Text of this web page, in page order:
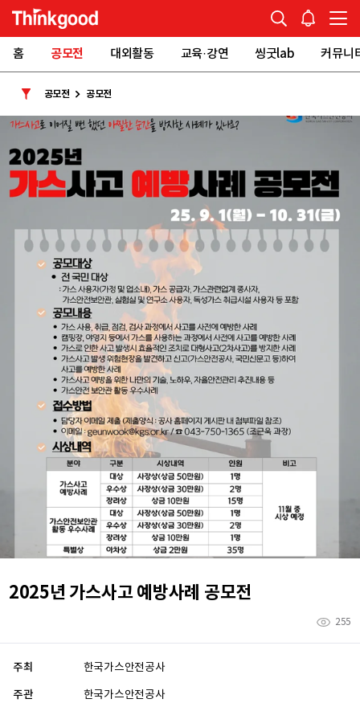
홈 공모전 대외활동 교육·강연 씽굿lab 커뮤니
공모전 공모전
2025년 가스사고 예방사례 공모전
255
주최 한국가스안전공사
주관 한국가스안전공사